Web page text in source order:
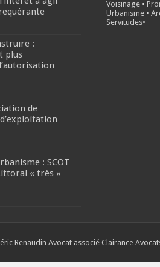
:
plus
de
: SCOT
« très »
Voisinage•
Urbanisme•
Servitudes•
Renaudin Avocat associé Clairance